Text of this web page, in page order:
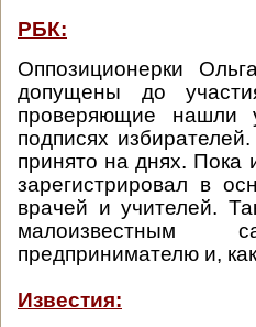
РБК:
Оппозиционерки
допущены до
проверяющие
подписях
принято на днях. Пока
зарегистрировал в
врачей и учителей.
малоизвестным
предпринимателю и,
Известия: